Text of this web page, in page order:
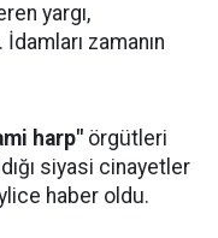
yargı,
zamanın
harp" örgütleri
siyasi cinayetler
haber oldu.